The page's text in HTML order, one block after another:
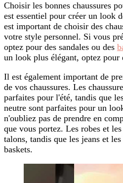
Choisir les bonnes chaussures
est essentiel pour créer un look
est important de choisir des
votre style personnel. Si vous
optez pour des sandales ou des
un look plus élégant, optez pour
Il est également important de
de vos chaussures. Les
parfaites pour l'été, tandis que
neutre sont parfaites pour un
n'oubliez pas de prendre en
que vous portez. Les robes et
talons, tandis que les jeans et
baskets.